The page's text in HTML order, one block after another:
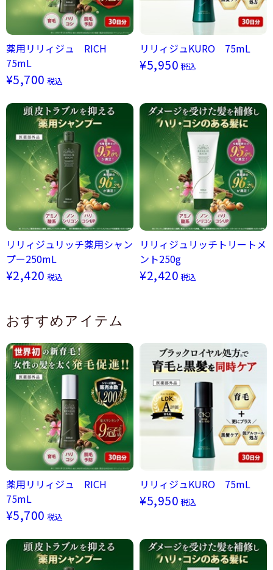
薬用リリィジュ RICH
75mL
¥5,700 税込
リリィジュKURO 75mL
¥5,950 税込
リリィジュリッチ薬用シャン
プー250mL
¥2,420 税込
リリィジュリッチトリートメ
ント250g
¥2,420 税込
おすすめアイテム
薬用リリィジュ RICH
75mL
¥5,700 税込
リリィジュKURO 75mL
¥5,950 税込